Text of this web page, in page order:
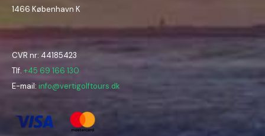
1466 København K
CVR nr: 44185423
Tlf. +45 69 166 130
E-mail: info@vertigolftours.dk